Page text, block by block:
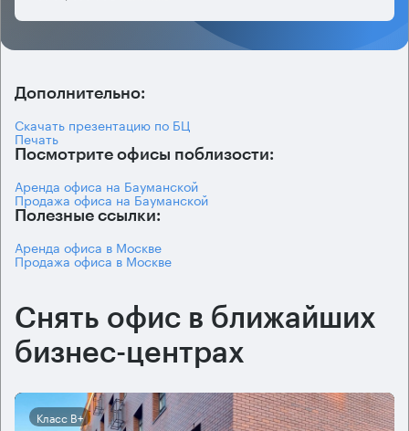
Дополнительно:
Скачать презентацию по БЦ
Печать
Посмотрите офисы поблизости:
Аренда офиса на Бауманской
Продажа офиса на Бауманской
Полезные ссылки:
Аренда офиса в Москве
Продажа офиса в Москве
Снять офис в ближайших
бизнес-центрах
Класс B+